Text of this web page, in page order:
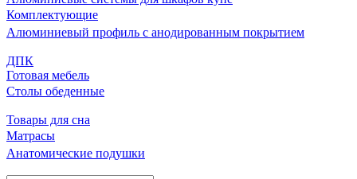
Комплектующие
Алюминиевый профиль с анодированным покрытием
ДПК
Готовая мебель
Столы обеденные
Товары для сна
Матрасы
Анатомические подушки